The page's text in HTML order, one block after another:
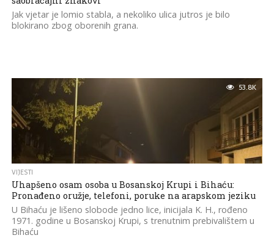
Jak vjetar je lomio stabla, a nekoliko ulica jutros je bilo
blokirano zbog oborenih grana.
53.8K
VIJESTI
Uhapšeno osam osoba u Bosanskoj Krupi i Bihaću:
Pronađeno oružje, telefoni, poruke na arapskom jeziku
U Bihaću je lišeno slobode jedno lice, inicijala K. H., rođeno
1971. godine u Bosanskoj Krupi, s trenutnim prebivalištem u
Bihaću